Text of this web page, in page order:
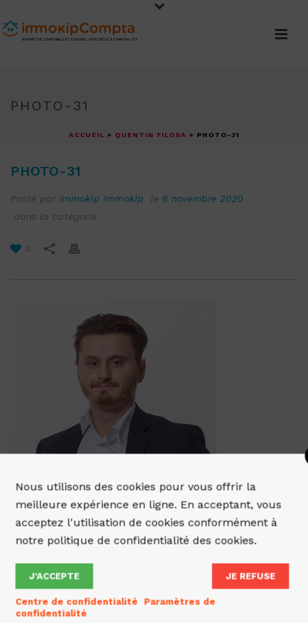
PHOTO-31
ACCUEIL » QUENTIN FILOSA » PHOTO-31
PHOTO-31
Posté par Immokip Immokip le 6 novembre 2020
dans la catégorie
0
Nous utilisons des cookies pour vous offrir la
meilleure expérience en ligne. En acceptant, vous
acceptez l'utilisation de cookies conformément à
notre politique de confidentialité des cookies.
J’ACCEPTE JE REFUSE
Centre de confidentialité
Paramètres de
confidentialité